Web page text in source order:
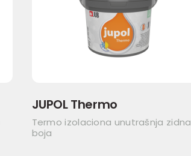
JUPOL Thermo
Termo izolaciona unutrašnja zidna
boja